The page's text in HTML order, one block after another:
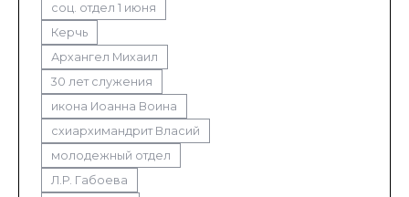
соц. отдел 1 июня
Керчь
Архангел Михаил
30 лет служения
икона Иоанна Воина
схиархимандрит Власий
молодежный отдел
Л.Р. Габоева